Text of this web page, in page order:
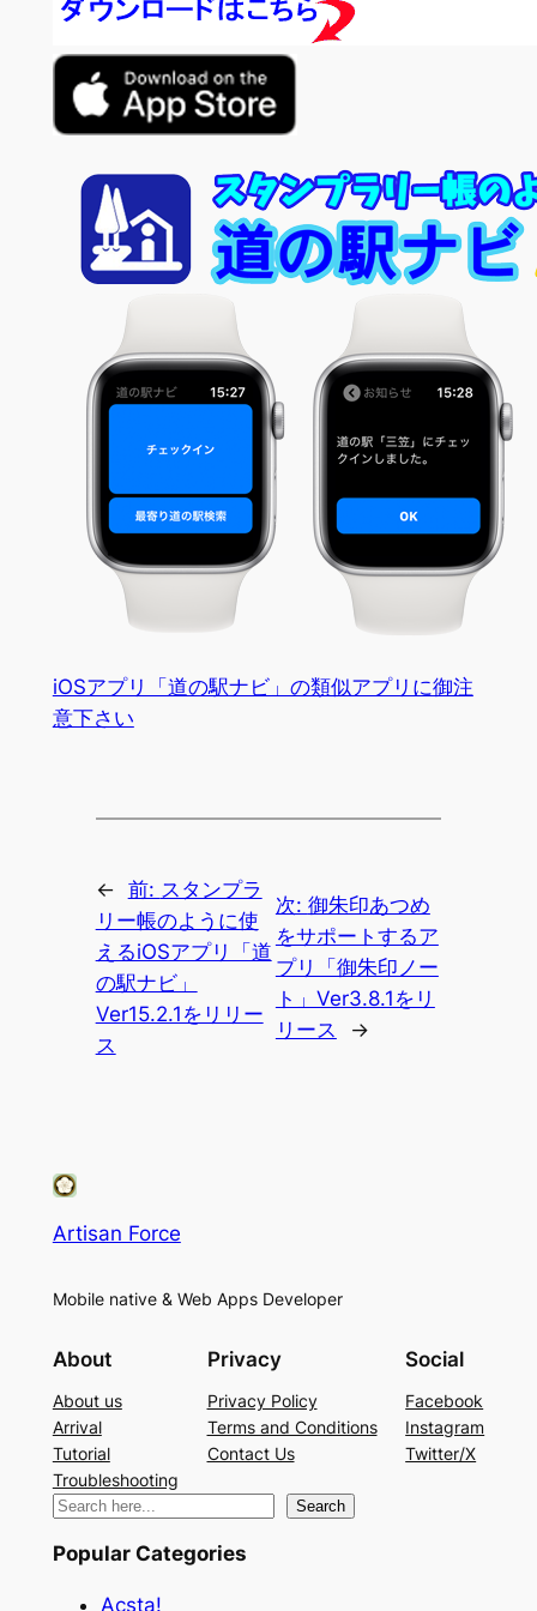
iOSアプリ「道の駅ナビ」の類似アプリに御注
意下さい
← 前: スタンプラ
リー帳のように使
えるiOSアプリ「道
の駅ナビ」
Ver15.2.1をリリー
ス
次: 御朱印あつめ
をサポートするア
プリ「御朱印ノー
ト」Ver3.8.1をリ
リース
→
Artisan Force
Mobile native & Web Apps Developer
About
About us
Arrival
Tutorial
Troubleshooting
Privacy
Privacy Policy
Terms and Conditions
Contact Us
Social
Facebook
Instagram
Twitter/X
検
Search
Popular Categories
Acsta!